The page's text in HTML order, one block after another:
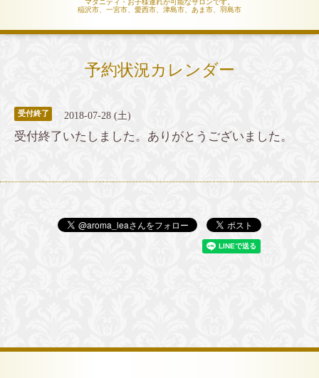
マタニティ・お子様連れが可能なサロンです。
稲沢市、一宮市、愛西市、津島市、あま市、羽島市
予約状況カレンダー
受付終了 2018-07-28 (土)
受付終了いたしました。ありがとうございました。